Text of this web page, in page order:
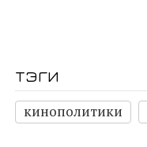
тэги
кинополитики